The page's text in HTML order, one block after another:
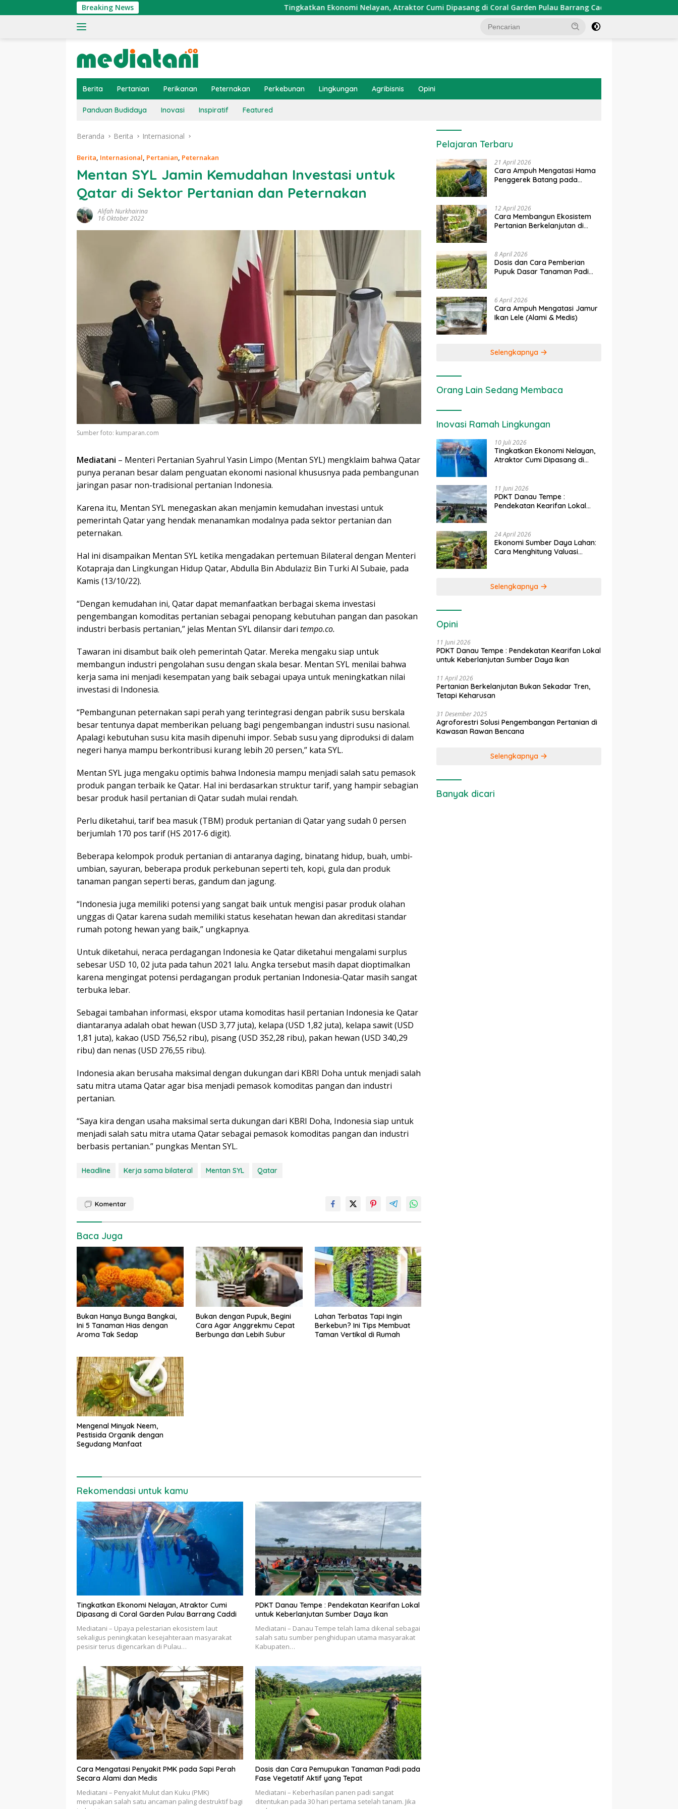
ke
Breaking News Tingkatkan Ekonomi Nelayan, Atraktor Cumi Dipasang di Coral Garden Pulau Barrang Caddi PDKT Danau Tempe :
Berita Pertanian Perikanan Peternakan Perkebunan Lingkungan Agribisnis Opini
Panduan Budidaya Inovasi Inspiratif Featured
Beranda Berita Internasional
Berita, Internasional, Pertanian, Peternakan
Mentan SYL Jamin Kemudahan Investasi untuk
Qatar di Sektor Pertanian dan Peternakan
Alifah Nurkhairina
16 Oktober 2022
Sumber foto: kumparan.com
Mediatani – Menteri Pertanian Syahrul Yasin Limpo (Mentan SYL) mengklaim bahwa Qatar
punya peranan besar dalam penguatan ekonomi nasional khususnya pada pembangunan
jaringan pasar non-tradisional pertanian Indonesia.
Karena itu, Mentan SYL menegaskan akan menjamin kemudahan investasi untuk
pemerintah Qatar yang hendak menanamkan modalnya pada sektor pertanian dan
peternakan.
Hal ini disampaikan Mentan SYL ketika mengadakan pertemuan Bilateral dengan Menteri
Kotapraja dan Lingkungan Hidup Qatar, Abdulla Bin Abdulaziz Bin Turki Al Subaie, pada
Kamis (13/10/22).
“Dengan kemudahan ini, Qatar dapat memanfaatkan berbagai skema investasi
pengembangan komoditas pertanian sebagai penopang kebutuhan pangan dan pasokan
industri berbasis pertanian,” jelas Mentan SYL dilansir dari tempo.co.
Tawaran ini disambut baik oleh pemerintah Qatar. Mereka mengaku siap untuk
membangun industri pengolahan susu dengan skala besar. Mentan SYL menilai bahwa
kerja sama ini menjadi kesempatan yang baik sebagai upaya untuk meningkatkan nilai
investasi di Indonesia.
“Pembangunan peternakan sapi perah yang terintegrasi dengan pabrik susu berskala
besar tentunya dapat memberikan peluang bagi pengembangan industri susu nasional.
Apalagi kebutuhan susu kita masih dipenuhi impor. Sebab susu yang diproduksi di dalam
negeri hanya mampu berkontribusi kurang lebih 20 persen,” kata SYL.
Mentan SYL juga mengaku optimis bahwa Indonesia mampu menjadi salah satu pemasok
produk pangan terbaik ke Qatar. Hal ini berdasarkan struktur tarif, yang hampir sebagian
besar produk hasil pertanian di Qatar sudah mulai rendah.
Perlu diketahui, tarif bea masuk (TBM) produk pertanian di Qatar yang sudah 0 persen
berjumlah 170 pos tarif (HS 2017-6 digit).
Beberapa kelompok produk pertanian di antaranya daging, binatang hidup, buah, umbi-
umbian, sayuran, beberapa produk perkebunan seperti teh, kopi, gula dan produk
tanaman pangan seperti beras, gandum dan jagung.
“Indonesia juga memiliki potensi yang sangat baik untuk mengisi pasar produk olahan
unggas di Qatar karena sudah memiliki status kesehatan hewan dan akreditasi standar
rumah potong hewan yang baik,” ungkapnya.
Untuk diketahui, neraca perdagangan Indonesia ke Qatar diketahui mengalami surplus
sebesar USD 10, 02 juta pada tahun 2021 lalu. Angka tersebut masih dapat dioptimalkan
karena mengingat potensi perdagangan produk pertanian Indonesia-Qatar masih sangat
terbuka lebar.
Sebagai tambahan informasi, ekspor utama komoditas hasil pertanian Indonesia ke Qatar
diantaranya adalah obat hewan (USD 3,77 juta), kelapa (USD 1,82 juta), kelapa sawit (USD
1,81 juta), kakao (USD 756,52 ribu), pisang (USD 352,28 ribu), pakan hewan (USD 340,29
ribu) dan nenas (USD 276,55 ribu).
Indonesia akan berusaha maksimal dengan dukungan dari KBRI Doha untuk menjadi salah
satu mitra utama Qatar agar bisa menjadi pemasok komoditas pangan dan industri
pertanian.
“Saya kira dengan usaha maksimal serta dukungan dari KBRI Doha, Indonesia siap untuk
menjadi salah satu mitra utama Qatar sebagai pemasok komoditas pangan dan industri
berbasis pertanian.” pungkas Mentan SYL.
Headline Kerja sama bilateral Mentan SYL Qatar
Komentar
Baca Juga
Bukan Hanya Bunga Bangkai,
Ini 5 Tanaman Hias dengan
Aroma Tak Sedap
Bukan dengan Pupuk, Begini
Cara Agar Anggrekmu Cepat
Berbunga dan Lebih Subur
Lahan Terbatas Tapi Ingin
Berkebun? Ini Tips Membuat
Taman Vertikal di Rumah
Mengenal Minyak Neem,
Pestisida Organik dengan
Segudang Manfaat
Rekomendasi untuk kamu
Tingkatkan Ekonomi Nelayan, Atraktor Cumi
Dipasang di Coral Garden Pulau Barrang Caddi
Mediatani – Upaya pelestarian ekosistem laut
sekaligus peningkatan kesejahteraan masyarakat
pesisir terus digencarkan di Pulau…
PDKT Danau Tempe : Pendekatan Kearifan Lokal
untuk Keberlanjutan Sumber Daya Ikan
Mediatani – Danau Tempe telah lama dikenal sebagai
salah satu sumber penghidupan utama masyarakat
Kabupaten…
Cara Mengatasi Penyakit PMK pada Sapi Perah
Secara Alami dan Medis
Mediatani – Penyakit Mulut dan Kuku (PMK)
merupakan salah satu ancaman paling destruktif bagi
Dosis dan Cara Pemupukan Tanaman Padi pada
Fase Vegetatif Aktif yang Tepat
Mediatani – Keberhasilan panen padi sangat
ditentukan pada 30 hari pertama setelah tanam. Jika
Pelajaran Terbaru
21 April 2026
Cara Ampuh Mengatasi Hama
Penggerek Batang pada
12 April 2026
Cara Membangun Ekosistem
Pertanian Berkelanjutan di
8 April 2026
Dosis dan Cara Pemberian
Pupuk Dasar Tanaman Padi
6 April 2026
Cara Ampuh Mengatasi Jamur
Ikan Lele (Alami & Medis)
Selengkapnya
Orang Lain Sedang Membaca
Inovasi Ramah Lingkungan
10 Juli 2026
Tingkatkan Ekonomi Nelayan,
Atraktor Cumi Dipasang di
11 Juni 2026
PDKT Danau Tempe :
Pendekatan Kearifan Lokal
24 April 2026
Ekonomi Sumber Daya Lahan:
Cara Menghitung Valuasi
Selengkapnya
Opini
11 Juni 2026
PDKT Danau Tempe : Pendekatan Kearifan Lokal
untuk Keberlanjutan Sumber Daya Ikan
11 April 2026
Pertanian Berkelanjutan Bukan Sekadar Tren,
Tetapi Keharusan
31 Desember 2025
Agroforestri Solusi Pengembangan Pertanian di
Kawasan Rawan Bencana
Selengkapnya
Banyak dicari